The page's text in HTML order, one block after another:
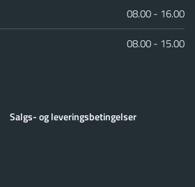
08.00 - 16.00
08.00 - 15.00
Salgs- og leveringsbetingelser